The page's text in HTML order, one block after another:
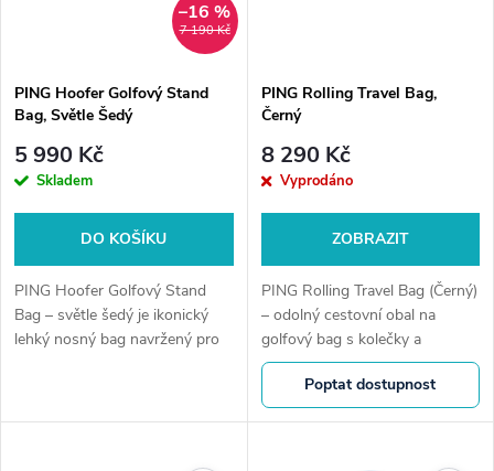
7 190 Kč
–16 %
PING Hoofer Golfový Stand
Bag, Světle Šedý
5 990 Kč
Skladem
DO KOŠÍKU
PING Hoofer Golfový Stand
Bag – světle šedý je ikonický
lehký nosný bag navržený pro
PING Rolling Travel Bag,
Černý
8 290 Kč
Vyprodáno
ZOBRAZIT
PING Rolling Travel Bag (Černý)
– odolný cestovní obal na
golfový bag s kolečky a
polstrováním pro bezpečný
transport holí.Golfshop4you.cz
– u nás nejste jen objednávka....
Poptat dostupnost